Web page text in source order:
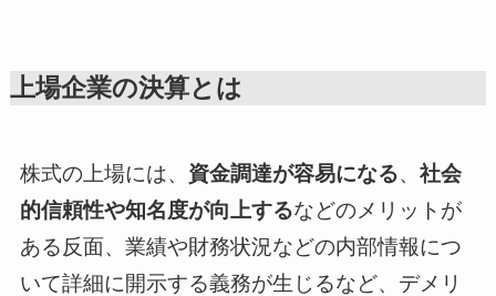
上場企業の決算とは
株式の上場には、 資金調達が容易になる、 社会
的信頼性や知名度が向上するなどのメリットが
ある反面、業績や財務状況などの内部情報につ
いて詳細に開示する義務が生じるなど、デメリ